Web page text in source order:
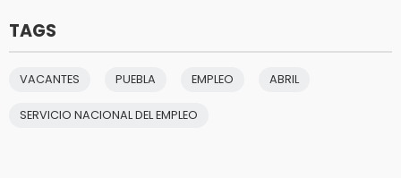
TAGS
VACANTES PUEBLA EMPLEO ABRIL
SERVICIO NACIONAL DEL EMPLEO